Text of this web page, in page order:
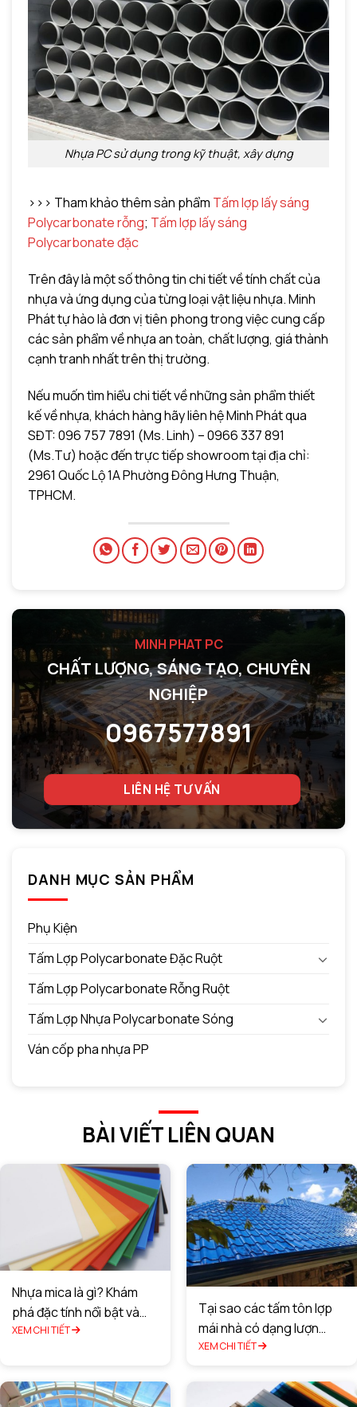
Nhựa PC sử dụng trong kỹ thuật, xây dựng
>>> Tham khảo thêm sản phẩm Tấm lợp lấy sáng
Polycarbonate rỗng; Tấm lợp lấy sáng
Polycarbonate đặc
Trên đây là một số thông tin chi tiết về tính chất của
nhựa và ứng dụng của từng loại vật liệu nhựa. Minh
Phát tự hào là đơn vị tiên phong trong việc cung cấp
các sản phẩm về nhựa an toàn, chất lượng, giá thành
cạnh tranh nhất trên thị trường.
Nếu muốn tìm hiểu chi tiết về những sản phẩm thiết
kế về nhựa, khách hàng hãy liên hệ Minh Phát qua
SĐT: 096 757 7891 (Ms. Linh) – 0966 337 891
(Ms.Tư) hoặc đến trực tiếp showroom tại địa chỉ:
2961 Quốc Lộ 1A Phường Đông Hưng Thuận,
TPHCM.
MINH PHAT PC
CHẤT LƯỢNG, SÁNG TẠO, CHUYÊN
NGHIỆP
0967577891
LIÊN HỆ TƯ VẤN
DANH MỤC SẢN PHẨM
Phụ Kiện
Tấm Lợp Polycarbonate Đặc Ruột
Tấm Lợp Polycarbonate Rỗng Ruột
Tấm Lợp Nhựa Polycarbonate Sóng
Ván cốp pha nhựa PP
BÀI VIẾT LIÊN QUAN
Nhựa mica là gì? Khám
phá đặc tính nổi bật và
ứng dụng
XEM CHI TIẾT
Tại sao các tấm tôn lợp
mái nhà có dạng lượn
sóng?
XEM CHI TIẾT